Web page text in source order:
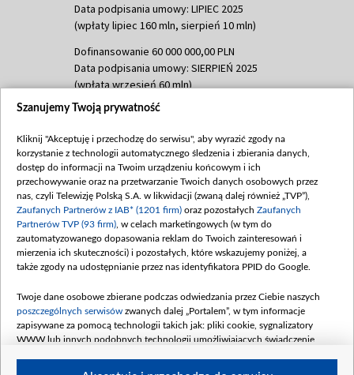
Data podpisania umowy: LIPIEC 2025
(wpłaty lipiec 160 mln, sierpień 10 mln)
Dofinansowanie 60 000 000,00 PLN
Data podpisania umowy: SIERPIEŃ 2025
(wpłata wrzesień 60 mln)
Dofinansowanie 635 783 051,21 PLN
(wpłata wrzesień 100 mln, październik 350
mln, listopad 265 mln)
Dofinansowanie 48 862 000,00 PLN
Data podpisania umowy: GRUDZIEŃ 2025
(wpłata grudzień 60,548 mln)
Dofinansowanie 900 000 000,00 PLN
Data podpisania umowy: LUTY 2026 (wpłata
kwiecień 180 mln, 7 maja 180 mln, 8
czerwca 90 mln)
Dofinansowanie 250 000 000,00 PLN
4 sierpnia 250 mln
Szanujemy Twoją prywatność
Kliknij "Akceptuję i przechodzę do serwisu", aby wyrazić zgody na
korzystanie z technologii automatycznego śledzenia i zbierania danych,
dostęp do informacji na Twoim urządzeniu końcowym i ich
przechowywanie oraz na przetwarzanie Twoich danych osobowych przez
nas, czyli Telewizję Polską S.A. w likwidacji (zwaną dalej również „TVP”),
Zaufanych Partnerów z IAB* (1201 firm) oraz pozostałych Zaufanych
Partnerów TVP (93 firm) , w celach marketingowych (w tym do
zautomatyzowanego dopasowania reklam do Twoich zainteresowań i
mierzenia ich skuteczności) i pozostałych, które wskazujemy poniżej, a
także zgody na udostępnianie przez nas identyfikatora PPID do Google.
Twoje dane osobowe zbierane podczas odwiedzania przez Ciebie naszych
poszczególnych serwisów zwanych dalej „Portalem”, w tym informacje
zapisywane za pomocą technologii takich jak: pliki cookie, sygnalizatory
WWW lub innych podobnych technologii umożliwiających świadczenie